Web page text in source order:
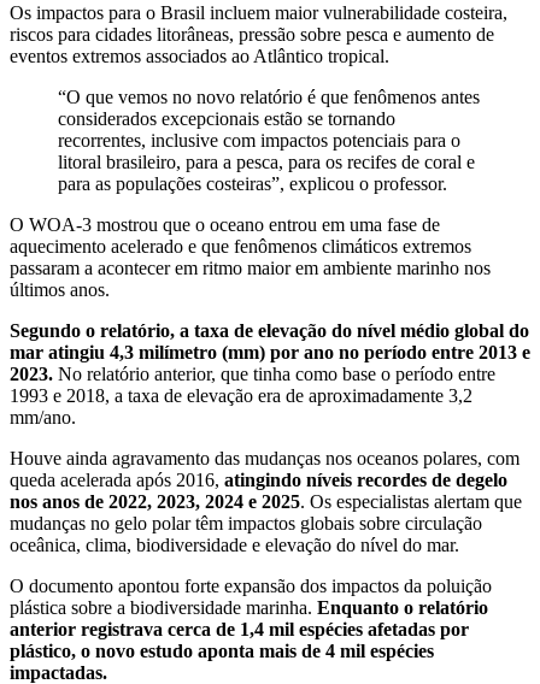
Os impactos para o Brasil incluem maior vulnerabilidade costeira,
riscos para cidades litorâneas, pressão sobre pesca e aumento de
eventos extremos associados ao Atlântico tropical.
“O que vemos no novo relatório é que fenômenos antes
considerados excepcionais estão se tornando
recorrentes, inclusive com impactos potenciais para o
litoral brasileiro, para a pesca, para os recifes de coral e
para as populações costeiras”, explicou o professor.
O WOA-3 mostrou que o oceano entrou em uma fase de
aquecimento acelerado e que fenômenos climáticos extremos
passaram a acontecer em ritmo maior em ambiente marinho nos
últimos anos.
Segundo o relatório, a taxa de elevação do nível médio global do
mar atingiu 4,3 milímetro (mm) por ano no período entre 2013 e
2023. No relatório anterior, que tinha como base o período entre
1993 e 2018, a taxa de elevação era de aproximadamente 3,2
mm/ano.
Houve ainda agravamento das mudanças nos oceanos polares, com
queda acelerada após 2016, atingindo níveis recordes de degelo
nos anos de 2022, 2023, 2024 e 2025. Os especialistas alertam que
mudanças no gelo polar têm impactos globais sobre circulação
oceânica, clima, biodiversidade e elevação do nível do mar.
O documento apontou forte expansão dos impactos da poluição
plástica sobre a biodiversidade marinha. Enquanto o relatório
anterior registrava cerca de 1,4 mil espécies afetadas por
plástico, o novo estudo aponta mais de 4 mil espécies
impactadas.